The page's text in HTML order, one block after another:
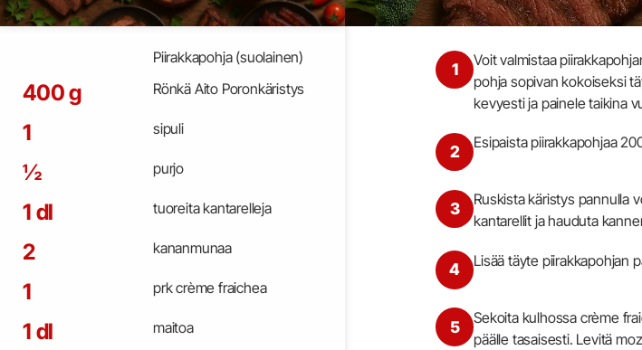
Piirakkapohja (suolainen)
400 g Rönkä Aito Poronkäristys
1 sipuli
½ purjo
1 dl tuoreita kantarelleja
2 kananmunaa
1 prk crème fraichea
1 dl maitoa
1
Voit valmistaa
pohja sopivan kokoiseksi
kevyesti ja painele taikina
2 Esipaista piirakkapohjaa
3
Ruskista käristys pannulla
kantarellit ja hauduta
4 Lisää täyte piirakkapohjan
5
Sekoita kulhossa crème
päälle tasaisesti. Levitä